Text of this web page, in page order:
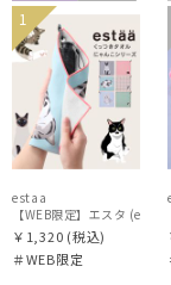
価格・割引率
販売状況
WEB限
定
UNISE
X
1
estaa
【WEB限定】エスタ
￥1,320 (税込)
＃WEB限定
X